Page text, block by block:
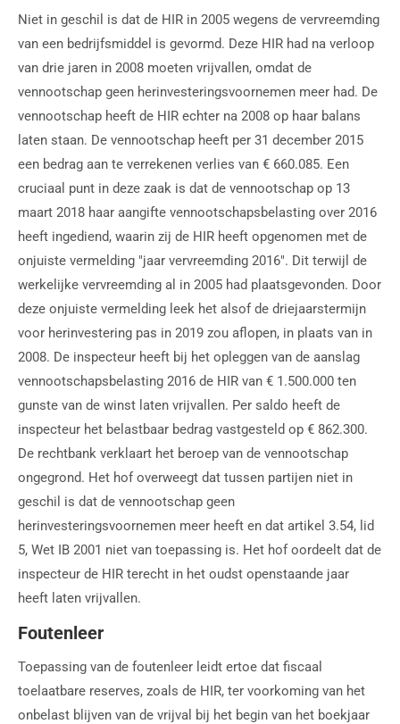
Niet in geschil is dat de HIR in 2005 wegens de vervreemding
van een bedrijfsmiddel is gevormd. Deze HIR had na verloop
van drie jaren in 2008 moeten vrijvallen, omdat de
vennootschap geen herinvesteringsvoornemen meer had. De
vennootschap heeft de HIR echter na 2008 op haar balans
laten staan. De vennootschap heeft per 31 december 2015
een bedrag aan te verrekenen verlies van € 660.085. Een
cruciaal punt in deze zaak is dat de vennootschap op 13
maart 2018 haar aangifte vennootschapsbelasting over 2016
heeft ingediend, waarin zij de HIR heeft opgenomen met de
onjuiste vermelding "jaar vervreemding 2016". Dit terwijl de
werkelijke vervreemding al in 2005 had plaatsgevonden. Door
deze onjuiste vermelding leek het alsof de driejaarstermijn
voor herinvestering pas in 2019 zou aflopen, in plaats van in
2008. De inspecteur heeft bij het opleggen van de aanslag
vennootschapsbelasting 2016 de HIR van € 1.500.000 ten
gunste van de winst laten vrijvallen. Per saldo heeft de
inspecteur het belastbaar bedrag vastgesteld op € 862.300.
De rechtbank verklaart het beroep van de vennootschap
ongegrond. Het hof overweegt dat tussen partijen niet in
geschil is dat de vennootschap geen
herinvesteringsvoornemen meer heeft en dat artikel 3.54, lid
5, Wet IB 2001 niet van toepassing is. Het hof oordeelt dat de
inspecteur de HIR terecht in het oudst openstaande jaar
heeft laten vrijvallen.
Foutenleer
Toepassing van de foutenleer leidt ertoe dat fiscaal
toelaatbare reserves, zoals de HIR, ter voorkoming van het
onbelast blijven van de vrijval bij het begin van het boekjaar